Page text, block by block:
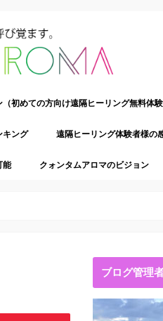
初めての方向け遠隔ヒーリング無料体験
キング 遠隔ヒーリング体験者様の
能 クォンタムアロマのビジョン
ブログ管理